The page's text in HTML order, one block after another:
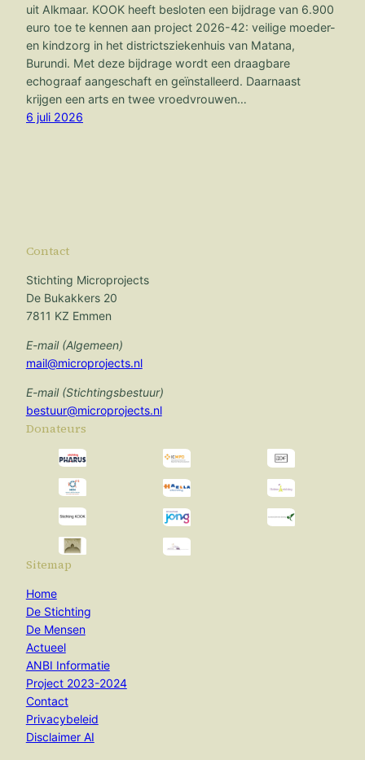
uit Alkmaar. KOOK heeft besloten een bijdrage van 6.900
euro toe te kennen aan project 2026-42: veilige moeder-
en kindzorg in het districtsziekenhuis van Matana,
Burundi. Met deze bijdrage wordt een draagbare
echograaf aangeschaft en geïnstalleerd. Daarnaast
krijgen een arts en twee vroedvrouwen…
6 juli 2026
Contact
Stichting Microprojects
De Bukakkers 20
7811 KZ Emmen
E-mail (Algemeen)
mail@microprojects.nl
E-mail (Stichtingsbestuur)
bestuur@microprojects.nl
Donateurs
Sitemap
Home
De Stichting
De Mensen
Actueel
ANBI Informatie
Project 2023-2024
Contact
Privacybeleid
Disclaimer AI